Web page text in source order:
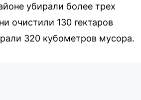
убирали более трех
очистили 130 гектаров
320 кубометров мусора.